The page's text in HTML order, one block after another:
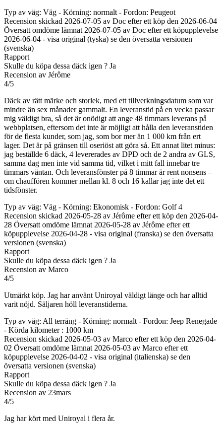
Typ av väg: Väg - Körning: normalt - Fordon: Peugeot
Recension skickad 2026-07-05 av Doc efter ett köp den 2026-06-04
Översatt omdöme lämnat 2026-07-05 av Doc efter ett köpupplevelse
2026-06-04 - visa original (tyska) se den översatta versionen
(svenska)
Rapport
Skulle du köpa dessa däck igen ? Ja
Recension av Jérôme
4/5
Däck av rätt märke och storlek, med ett tillverkningsdatum som var
mindre än sex månader gammalt. En leveranstid på en vecka passar
mig väldigt bra, så det är onödigt att ange 48 timmars leverans på
webbplatsen, eftersom det inte är möjligt att hålla den leveranstiden
för de flesta kunder, som jag, som bor mer än 1 000 km från ert
lager. Det är på gränsen till oseriöst att göra så. Ett annat litet minus:
jag beställde 6 däck, 4 levererades av DPD och de 2 andra av GLS,
samma dag men inte vid samma tid, vilket i mitt fall innebar tre
timmars väntan. Och leveransfönster på 8 timmar är rent nonsens –
om chauffören kommer mellan kl. 8 och 16 kallar jag inte det ett
tidsfönster.
Typ av väg: Väg - Körning: Ekonomisk - Fordon: Golf 4
Recension skickad 2026-05-28 av Jérôme efter ett köp den 2026-04-
28 Översatt omdöme lämnat 2026-05-28 av Jérôme efter ett
köpupplevelse 2026-04-28 - visa original (franska) se den översatta
versionen (svenska)
Rapport
Skulle du köpa dessa däck igen ? Ja
Recension av Marco
4/5
Utmärkt köp. Jag har använt Uniroyal väldigt länge och har alltid
varit nöjd. Säljaren höll leveranstiderna.
Typ av väg: All terräng - Körning: normalt - Fordon: Jeep Renegade
- Körda kilometer : 1000 km
Recension skickad 2026-05-03 av Marco efter ett köp den 2026-04-
02 Översatt omdöme lämnat 2026-05-03 av Marco efter ett
köpupplevelse 2026-04-02 - visa original (italienska) se den
översatta versionen (svenska)
Rapport
Skulle du köpa dessa däck igen ? Ja
Recension av 23mars
4/5
Jag har kört med Uniroyal i flera år.